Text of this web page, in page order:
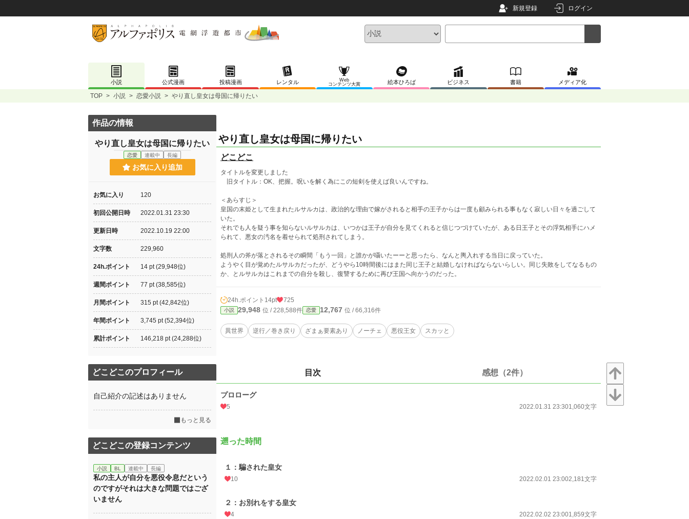
新規登録 ログイン
小説 公式漫画 投稿漫画 レンタル
Web
コンテンツ大賞
絵本ひろば ビジネス 書籍 メディア化
TOP > 小説 > 恋愛小説 > やり直し皇女は母国に帰りたい
やり直し皇女は母国に帰りたい
どこどこ
タイトルを変更しました
旧タイトル：OK、把握。呪いを解く為にこの短剣を使えば良いんですね。
＜あらすじ＞
皇国の末姫として生まれたルサルカは、政治的な理由で嫁がされると相手の王子からは一度も顧みられる事もなく寂しい日々を過ごして
いた。
それでも人を疑う事を知らないルサルカは、いつかは王子が自分を見てくれると信じつづけていたが、ある日王子とその浮気相手にハメ
られて、悪女の汚名を着せられて処刑されてしまう。
処刑人の斧が落とされるその瞬間「もう一回」と誰かが囁いたーーと思ったら、なんと輿入れする当日に戻っていた。
ようやく目が覚めたルサルカだったが、どうやら10時間後にはまた同じ王子と結婚しなければならないらしい。同じ失敗をしてなるもの
か、とルサルカはこれまでの自分を殺し、復讐するために再び王国へ向かうのだった。
24h.ポイント 14pt 725
小説 29,948 位 / 228,588件 恋愛 12,767 位 / 66,316件
異世界 逆行／巻き戻り ざまぁ要素あり ノーチェ 悪役王女 スカッと
目次 感想（2件）
プロローグ
5 2022.01.31 23:301,060文字
遡った時間
１：騙された皇女
10 2022.02.01 23:002,181文字
２：お別れをする皇女
4 2022.02.02 23:001,859文字
作品の情報
やり直し皇女は母国に帰りたい
恋愛 連載中 長編
お気に入り追加
お気に入り 120
初回公開日時 2022.01.31 23:30
更新日時 2022.10.19 22:00
文字数 229,960
24h.ポイント 14 pt (29,948位)
週間ポイント 77 pt (38,585位)
月間ポイント 315 pt (42,842位)
年間ポイント 3,745 pt (52,394位)
累計ポイント 146,218 pt (24,288位)
どこどこのプロフィール
自己紹介の記述はありません
もっと見る
どこどこの登録コンテンツ
小説 BL 連載中 長編
私の主人が自分を悪役令息だという
のですがそれは大きな問題ではござ
いません